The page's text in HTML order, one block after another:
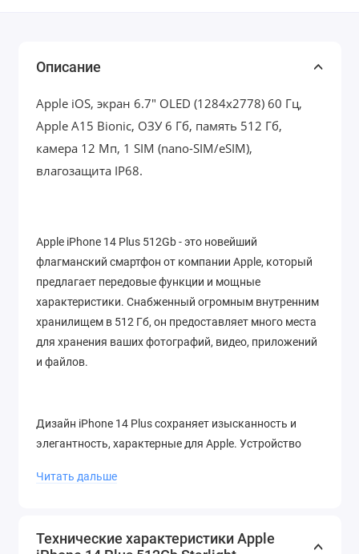
Описание
Apple iOS, экран 6.7" OLED (1284x2778) 60 Гц,
Apple A15 Bionic, ОЗУ 6 Гб, память 512 Гб,
камера 12 Мп, 1 SIM (nano-SIM/eSIM),
влагозащита IP68.
Apple iPhone 14 Plus 512Gb - это новейший
флагманский смартфон от компании Apple, который
предлагает передовые функции и мощные
характеристики. Снабженный огромным внутренним
хранилищем в 512 Гб, он предоставляет много места
для хранения ваших фотографий, видео, приложений
и файлов.
Дизайн iPhone 14 Plus сохраняет изысканность и
элегантность, характерные для Apple. Устройство
а его высококачественный OLED-дисплей с
Читать дальше
Технические характеристики Apple